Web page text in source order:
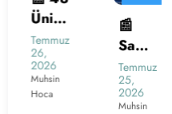
ALIMI
SAĞLIK
HABERLERI
📰
Sağlı
k
Baka
Temmuz
25,
2026
ALIMI
Janda
rma
Lise
Mezu
Temmuz
2026
Muhsin